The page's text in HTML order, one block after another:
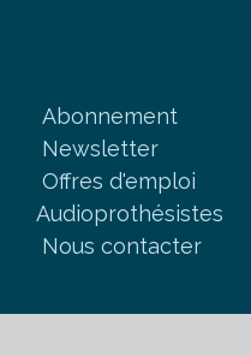
Abonnement
Newsletter
Offres d'emploi
Audioprothésistes
Nous contacter